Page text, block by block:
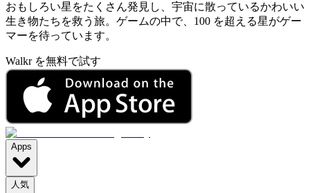
おもしろい星をたくさん発見し、宇宙に散っているかわいい
生き物たちを救う旅。ゲームの中で、100 を超える星がゲー
マーを待っています。
Walkr を無料で試す
Apps
人気